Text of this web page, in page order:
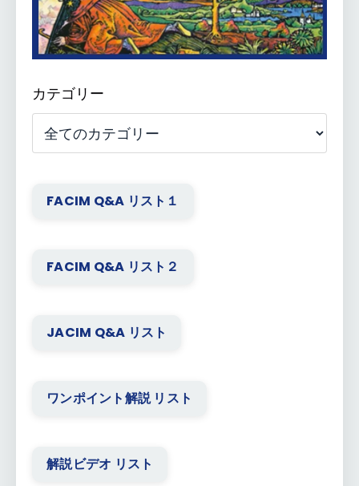
カテゴリー
FACIM Q&A リスト１
FACIM Q&A リスト２
JACIM Q&A リスト
ワンポイント解説 リスト
解説ビデオ リスト